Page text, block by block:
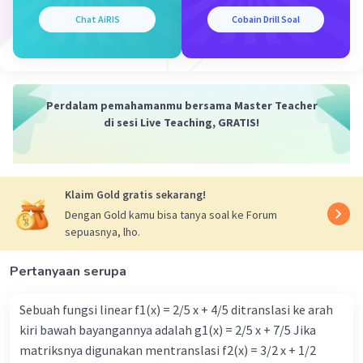
Reaksi ini tidak spesifik dan tidak menghasilkan
kimia.
seperti NaOH juga dapat menyebabkan
denaturasi protein dengan cara yang sama
reaksi ini tidak spesifik dan tidak menghasilkan
produk yang dapat ditulis dalam bentuk reaksi
kimia.
c.Pemanasan
denaturasi protein dengan memberikan energi
kinetik yang cukup untuk mengganggu ikatan
mempertahankan struktur protein. Ini
mengakibatkan protein kehilangan bentuk tiga
dimensinya dan menjadi denaturasi. Seperti
Chat AiRIS Cobain Drill Soal
Perdalam pemahamanmu bersama Master Teacher
di sesi Live Teaching, GRATIS!
Klaim Gold gratis sekarang!
Dengan Gold kamu bisa tanya soal ke Forum
sepuasnya, lho.
Pertanyaan serupa
Sebuah fungsi linear f1(x) = 2/5 x + 4/5 ditranslasi ke arah
kiri bawah bayangannya adalah g1(x) = 2/5 x + 7/5 Jika
matriksnya digunakan mentranslasi f2(x) = 3/2 x + 1/2